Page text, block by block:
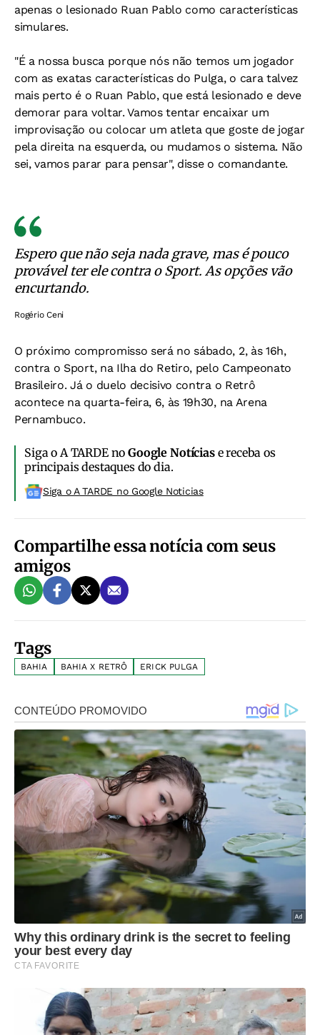
apenas o lesionado Ruan Pablo como características
simulares.
"É a nossa busca porque nós não temos um jogador
com as exatas características do Pulga, o cara talvez
mais perto é o Ruan Pablo, que está lesionado e deve
demorar para voltar. Vamos tentar encaixar um
improvisação ou colocar um atleta que goste de jogar
pela direita na esquerda, ou mudamos o sistema. Não
sei, vamos parar para pensar", disse o comandante.
Espero que não seja nada grave, mas é pouco
provável ter ele contra o Sport. As opções vão
encurtando.
Rogério Ceni
O próximo compromisso será no sábado, 2, às 16h,
contra o Sport, na Ilha do Retiro, pelo Campeonato
Brasileiro. Já o duelo decisivo contra o Retrô
acontece na quarta-feira, 6, às 19h30, na Arena
Pernambuco.
Siga o A TARDE noGoogle Notíciase receba os
principais destaques do dia.
Siga o A TARDE no Google Noticias
Compartilhe essa notícia com seus
amigos
Tags
BAHIA BAHIA X RETRÔ ERICK PULGA